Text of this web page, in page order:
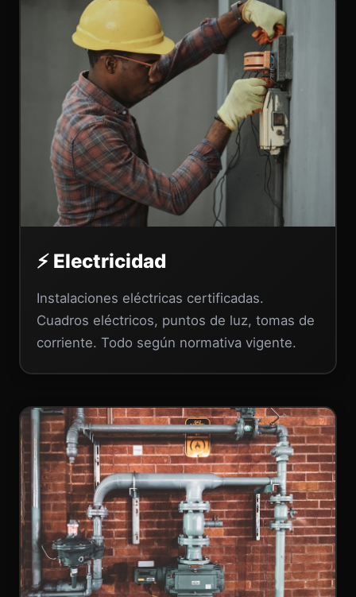
⚡ Electricidad
Instalaciones eléctricas certificadas.
Cuadros eléctricos, puntos de luz, tomas de
corriente. Todo según normativa vigente.